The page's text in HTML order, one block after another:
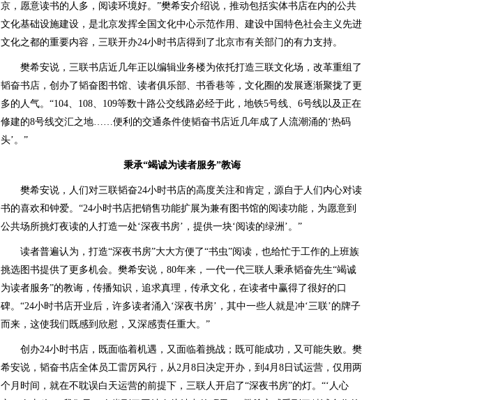
京，愿意读书的人多，阅读环境好。”樊希安介绍说，推动包括实体书店在内的公共
文化基础设施建设，是北京发挥全国文化中心示范作用、建设中国特色社会主义先进
文化之都的重要内容，三联开办24小时书店得到了北京市有关部门的有力支持。
樊希安说，三联书店近几年正以编辑业务楼为依托打造三联文化场，改革重组了
韬奋书店，创办了韬奋图书馆、读者俱乐部、书香巷等，文化圈的发展逐渐聚拢了更
多的人气。“104、108、109等数十路公交线路必经于此，地铁5号线、6号线以及正在
修建的8号线交汇之地……便利的交通条件使韬奋书店近几年成了人流潮涌的‘热码
头’。”
秉承“竭诚为读者服务”教诲
樊希安说，人们对三联韬奋24小时书店的高度关注和肯定，源自于人们内心对读
书的喜欢和钟爱。“24小时书店把销售功能扩展为兼有图书馆的阅读功能，为愿意到
公共场所挑灯夜读的人打造一处‘深夜书房’，提供一块‘阅读的绿洲’。”
读者普遍认为，打造“深夜书房”大大方便了“书虫”阅读，也给忙于工作的上班族
挑选图书提供了更多机会。樊希安说，80年来，一代一代三联人秉承韬奋先生“竭诚
为读者服务”的教诲，传播知识，追求真理，传承文化，在读者中赢得了很好的口
碑。“24小时书店开业后，许多读者涌入‘深夜书房’，其中一些人就是冲‘三联’的牌子
而来，这使我们既感到欣慰，又深感责任重大。”
创办24小时书店，既面临着机遇，又面临着挑战；既可能成功，又可能失败。樊
希安说，韬奋书店全体员工雷厉风行，从2月8日决定开办，到4月8日试运营，仅用两
个月时间，就在不耽误白天运营的前提下，三联人开启了“深夜书房”的灯。“‘人心